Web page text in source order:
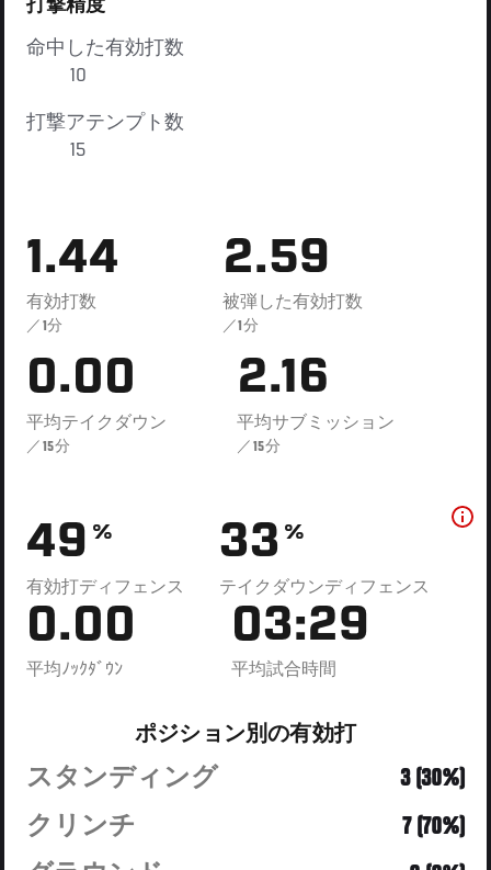
打撃精度
命中した有効打数
10
打撃アテンプト数
15
1.44
有効打数
／1分
2.59
被弾した有効打数
／1分
0.00
平均テイクダウン
／15分
2.16
平均サブミッション
／15分
49 %
有効打ディフェンス
33 %
テイクダウンディフェンス
0.00
平均ﾉｯｸﾀﾞｳﾝ
03:29
平均試合時間
ポジション別の有効打
スタンディング
3 (30%)
クリンチ
7 (70%)